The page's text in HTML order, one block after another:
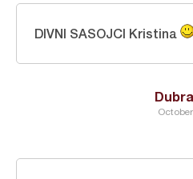
DIVNI SASOJCI Kristina